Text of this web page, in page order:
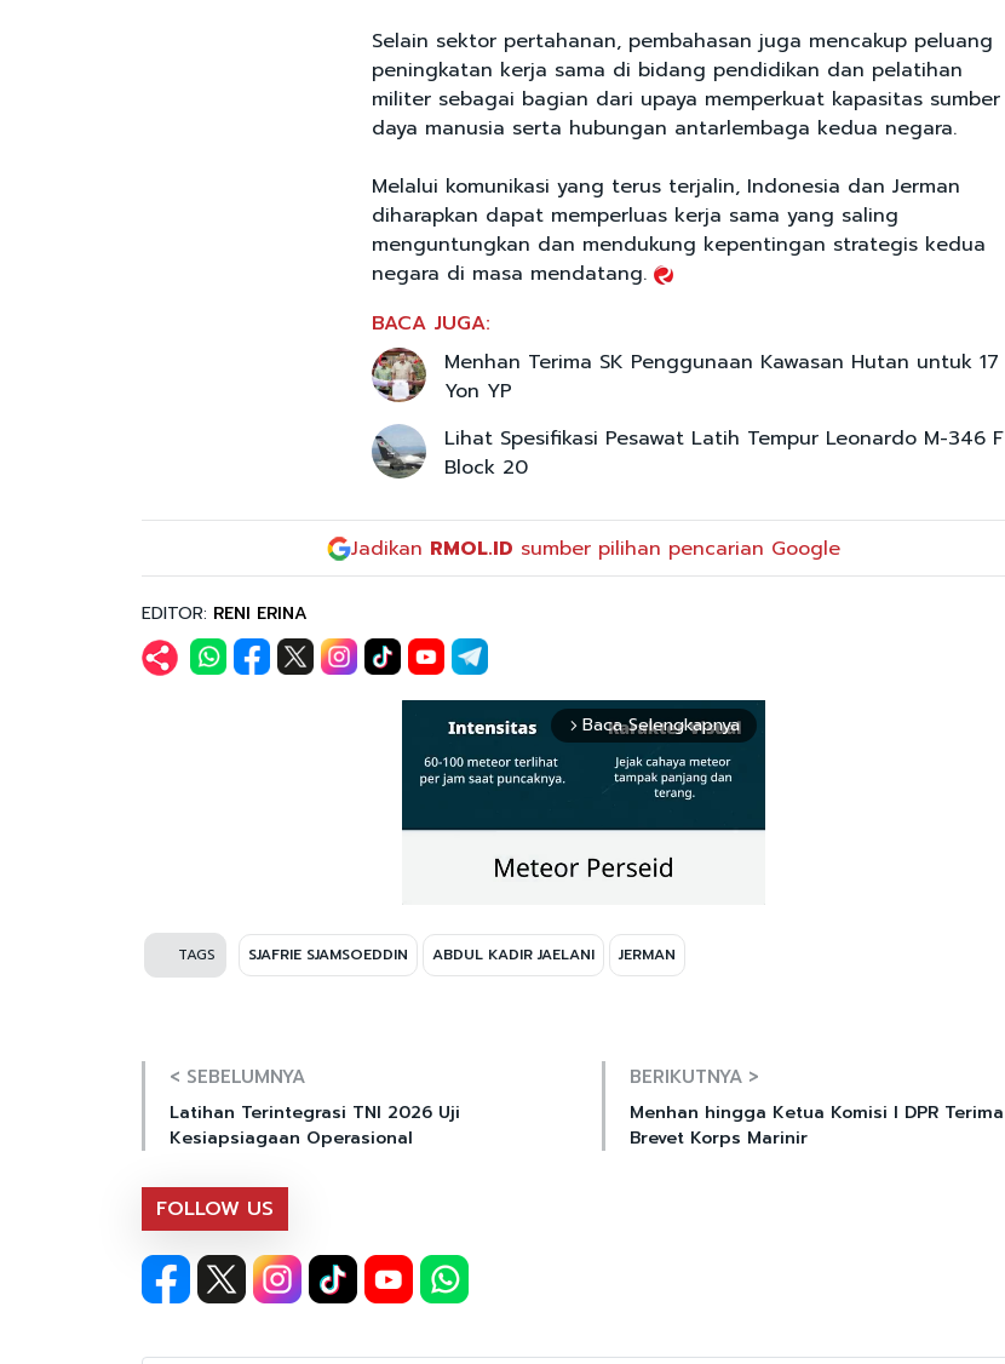
Selain sektor pertahanan, pembahasan juga mencakup peluang
peningkatan kerja sama di bidang pendidikan dan pelatihan
militer sebagai bagian dari upaya memperkuat kapasitas sumber
daya manusia serta hubungan antarlembaga kedua negara.
Melalui komunikasi yang terus terjalin, Indonesia dan Jerman
diharapkan dapat memperluas kerja sama yang saling
menguntungkan dan mendukung kepentingan strategis kedua
negara di masa mendatang.
BACA JUGA:
Menhan Terima SK Penggunaan Kawasan Hutan untuk 17
Yon YP
Lihat Spesifikasi Pesawat Latih Tempur Leonardo M-346 F
Block 20
Jadikan RMOL.ID sumber pilihan pencarian Google
EDITOR: RENI ERINA
arrow_forward_ios Baca Selengkapnya
TAGS SJAFRIE SJAMSOEDDIN ABDUL KADIR JAELANI JERMAN
< SEBELUMNYA
Latihan Terintegrasi TNI 2026 Uji
Kesiapsiagaan Operasional
BERIKUTNYA >
Menhan hingga Ketua Komisi I DPR Terima
Brevet Korps Marinir
FOLLOW US